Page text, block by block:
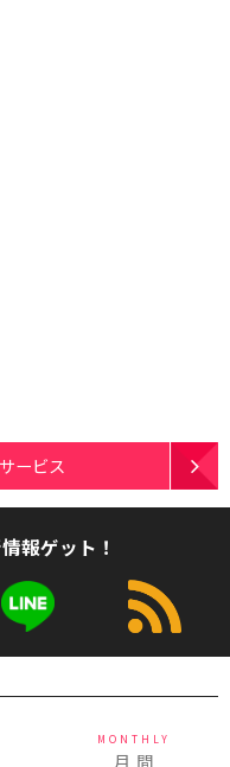
ービス
報ゲット！
MONTHLY
月 間